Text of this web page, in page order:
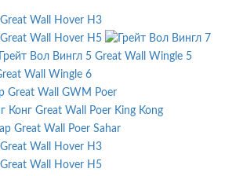
Great Wall Hover H3
Great Wall Hover H5
Great Wall Wingle 5
Wall Wingle 6
Great Wall GWM Poer
Great Wall Poer King Kong
Great Wall Poer Sahar
Great Wall Hover H3
Great Wall Hover H5